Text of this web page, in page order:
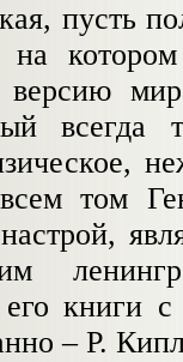
пусть
котором
версию
всегда
том
настрой,
книги
– Р.